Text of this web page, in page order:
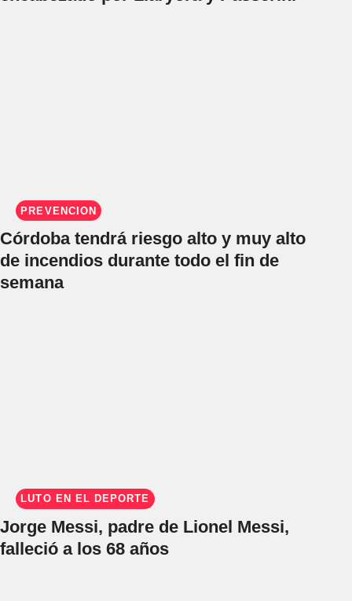
PREVENCIÓN
Córdoba tendrá riesgo alto y muy alto
de incendios durante todo el fin de
semana
LUTO EN EL DEPORTE
Jorge Messi, padre de Lionel Messi,
falleció a los 68 años